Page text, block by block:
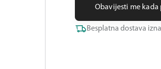
Obavijesti me
Besplatna dostava